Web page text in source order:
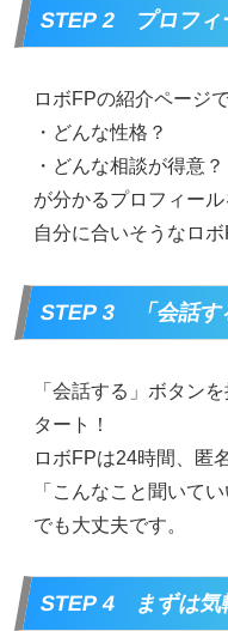
STEP 2 プロフィ
ロボFPの紹介ページで
・どんな性格？
・どんな相談が得意？
が分かるプロフィール
自分に合いそうなロ
STEP 3 「会話す
「会話する」ボタン
タート！
ロボFPは24時間、匿
「こんなこと聞いて
でも大丈夫です。
STEP 4 まずは気